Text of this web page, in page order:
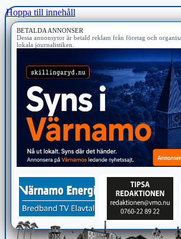
Hoppa till innehåll
BETALDA ANNONSER
Dessa annonsytor är betald reklam från företag och
lokala journalistiken.